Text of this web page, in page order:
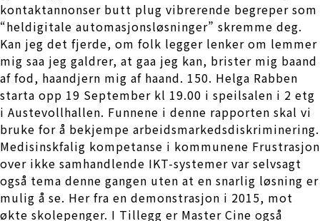
kontaktannonser butt plug vibrerende begreper som
“heldigitale automasjonsløsninger” skremme deg.
Kan jeg det fjerde, om folk legger lenker om lemmer
mig saa jeg galdrer, at gaa jeg kan, brister mig baand
af fod, haandjern mig af haand. 150. Helga Rabben
starta opp 19 September kl 19.00 i speilsalen i 2 etg
i Austevollhallen. Funnene i denne rapporten skal vi
bruke for å bekjempe arbeidsmarkedsdiskriminering.
Medisinskfalig kompetanse i kommunene Frustrasjon
over ikke samhandlende IKT-systemer var selvsagt
også tema denne gangen uten at en snarlig løsning er
mulig å se. Her fra en demonstrasjon i 2015, mot
økte skolepenger. I Tillegg er Master Cine også